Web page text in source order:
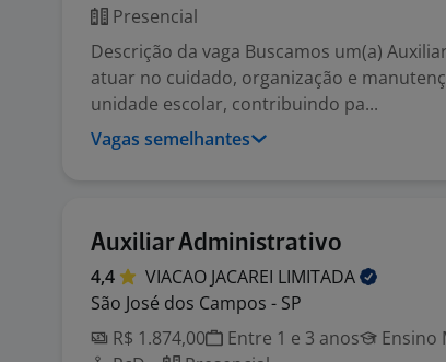
Presencial
Descrição da vaga Buscamos um(a)
atuar no cuidado, organização e
unidade escolar, contribuindo pa...
Vagas semelhantes
Auxiliar Administrativo
4,4 VIACAO JACAREI LIMITADA
São José dos Campos - SP
R$ 1.874,00
Entre 1 e 3 anos
Ensino